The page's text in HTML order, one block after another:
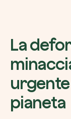
La
pianeta